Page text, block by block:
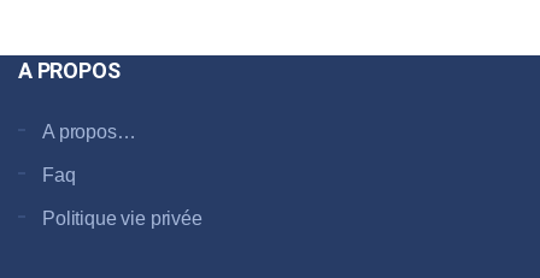
A PROPOS
A propos…
Faq
Politique vie privée